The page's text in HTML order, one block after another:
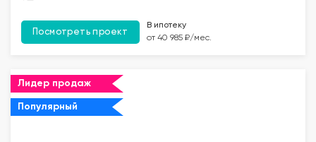
Посмотреть проект
В ипотеку
от 40 985 ₽/мес.
Лидер продаж
Популярный